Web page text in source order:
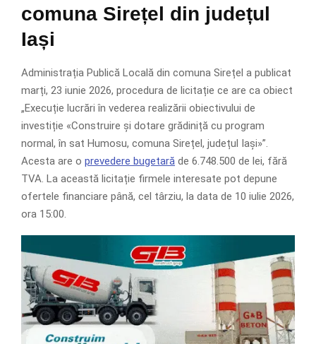
comuna Sirețel din județul
Iași
Administrația Publică Locală din comuna Sirețel a publicat
marți, 23 iunie 2026, procedura de licitație ce are ca obiect
„Execuție lucrări în vederea realizării obiectivului de
investiție «Construire și dotare grădiniță cu program
normal, în sat Humosu, comuna Sirețel, județul Iași»”.
Acesta are o prevedere bugetară de 6.748.500 de lei, fără
TVA. La această licitație firmele interesate pot depune
ofertele financiare până, cel târziu, la data de 10 iulie 2026,
ora 15:00.